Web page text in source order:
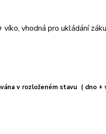
víko, vhodná pro ukládání
v rozloženém stavu ( dno +